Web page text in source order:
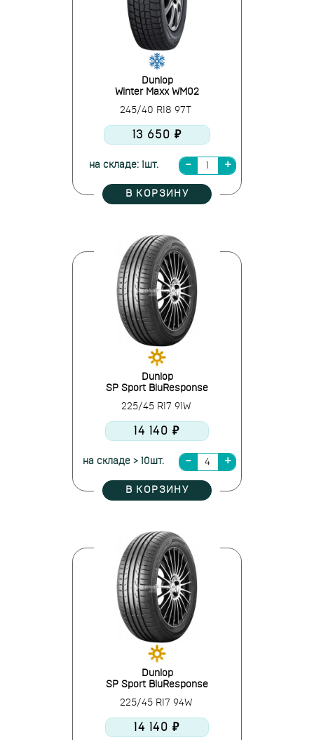
Dunlop
Winter Maxx WM02
245/40 R18 97T
13 650 ₽
на складе: 1шт.
В КОРЗИНУ
Dunlop
SP Sport BluResponse
225/45 R17 91W
14 140 ₽
на складе > 10шт.
В КОРЗИНУ
Dunlop
SP Sport BluResponse
225/45 R17 94W
14 140 ₽